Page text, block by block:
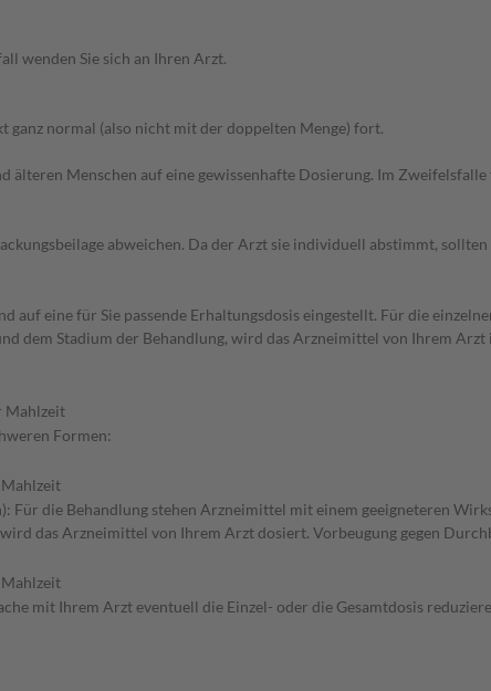
wenden Sie sich an Ihren Arzt.
ganz normal (also nicht mit der doppelten Menge) fort.
älteren Menschen auf eine gewissenhafte Dosierung. Im
abweichen. Da der Arzt sie individuell abstimmt,
auf eine für Sie passende Erhaltungsdosis eingestellt. Für die
dem Stadium der Behandlung, wird das Arzneimittel von Ihrem
Mahlzeit
Formen:
Mahlzeit
die Behandlung stehen Arzneimittel mit einem geeigneteren
das Arzneimittel von Ihrem Arzt dosiert. Vorbeugung gegen
Mahlzeit
mit Ihrem Arzt eventuell die Einzel- oder die Gesamtdosis